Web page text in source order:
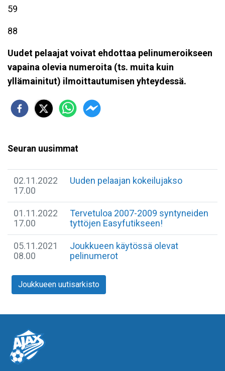
59
88
Uudet pelaajat voivat ehdottaa pelinumeroikseen
vapaina olevia numeroita (ts. muita kuin
yllämainitut) ilmoittautumisen yhteydessä.
Seuran uusimmat
02.11.2022
17.00
Uuden pelaajan kokeilujakso
01.11.2022
17.00
Tervetuloa 2007-2009 syntyneiden
tyttöjen Easyfutikseen!
05.11.2021
08.00
Joukkueen käytössä olevat
pelinumerot
Joukkueen uutisarkisto